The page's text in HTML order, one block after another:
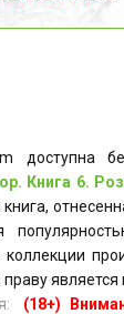
доступна
Книга 6.
является
(18+)